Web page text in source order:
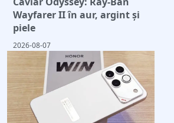
Wayfarer II în aur, argint și
piele
2026-08-07